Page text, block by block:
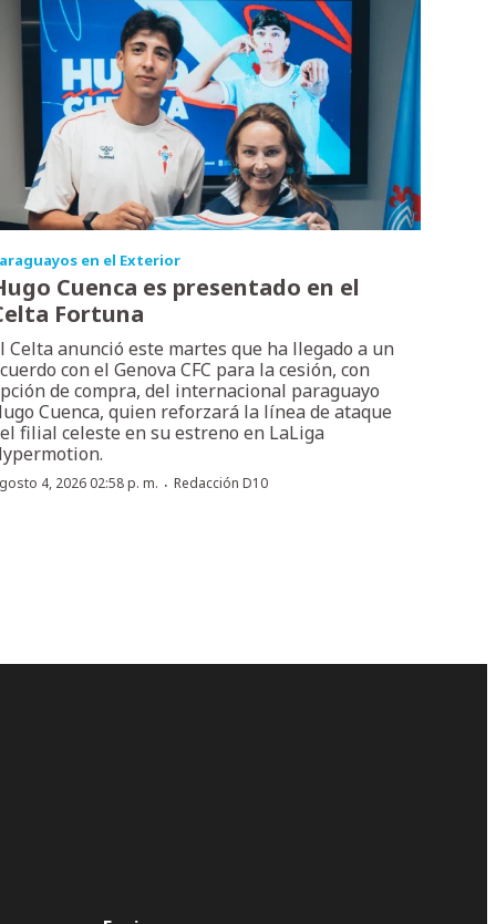
en el Exterior
Cuenca es presentado en el
Fortuna
Celta anunció este martes que ha llegado a un
con el Genova CFC para la cesión, con
de compra, del internacional paraguayo
Cuenca, quien reforzará la línea de ataque
filial celeste en su estreno en LaLiga
4, 2026 02:58 p. m. · Redacción D10